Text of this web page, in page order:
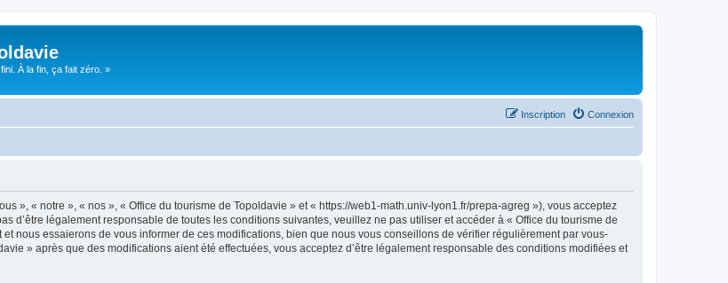
À la fin, ça fait zéro. »
Connexion
Inscription
», « notre », « nos », « Office du tourisme de Topoldavie » et « https://web1-math.univ-lyon1.fr/prepa-agreg »), vous acceptez
d’être légalement responsable de toutes les conditions suivantes, veuillez ne pas utiliser et accéder à « Office du tourisme de
nous essaierons de vous informer de ces modifications, bien que nous vous conseillons de vérifier régulièrement par vous-
» après que des modifications aient été effectuées, vous acceptez d’être légalement responsable des conditions modifiées et